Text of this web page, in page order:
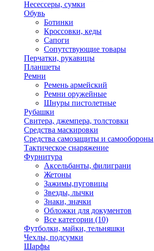
Несессеры, сумки
Обувь
Ботинки
Кроссовки, кеды
Сапоги
Сопутствующие товары
Перчатки, рукавицы
Планшеты
Ремни
Ремень армейский
Ремни оружейные
Шнуры пистолетные
Рубашки
Свитера, джемпера, толстовки
Средства маскировки
Средства самозащиты и самообороны
Тактическое снаряжение
Фурнитура
Аксельбанты, филиграни
Жетоны
Зажимы,пуговицы
Звезды, лычки
Знаки, значки
Обложки для документов
Все категории (10)
Футболки, майки, тельняшки
Чехлы, подсумки
Шарфы